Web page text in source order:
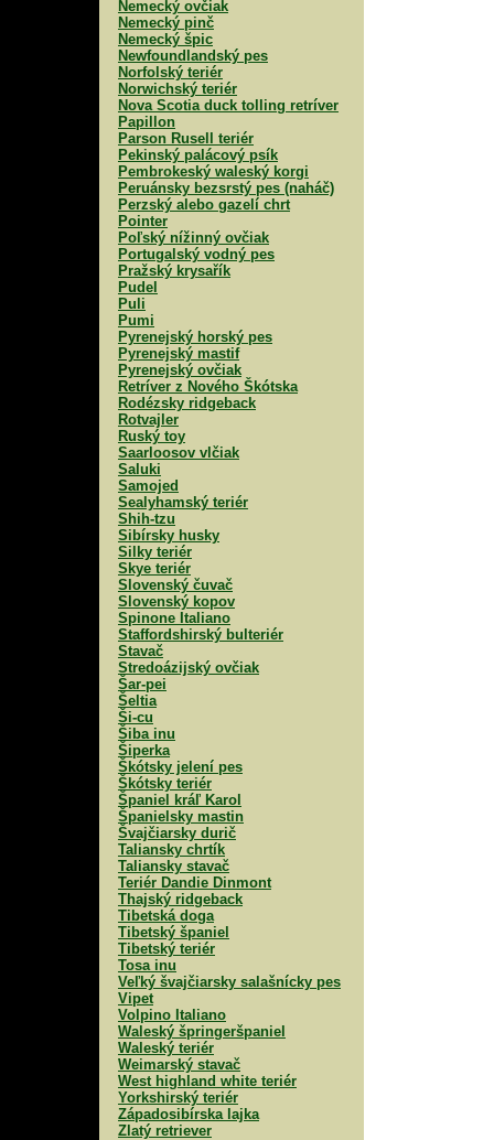
Nemecký ovčiak
Nemecký pinč
Nemecký špic
Newfoundlandský pes
Norfolský teriér
Norwichský teriér
Nova Scotia duck tolling retríver
Papillon
Parson Rusell teriér
Pekinský palácový psík
Pembrokeský waleský korgi
Peruánsky bezsrstý pes (naháč)
Perzský alebo gazelí chrt
Pointer
Poľský nížinný ovčiak
Portugalský vodný pes
Pražský krysařík
Pudel
Puli
Pumi
Pyrenejský horský pes
Pyrenejský mastif
Pyrenejský ovčiak
Retríver z Nového Škótska
Rodézsky ridgeback
Rotvajler
Ruský toy
Saarloosov vlčiak
Saluki
Samojed
Sealyhamský teriér
Shih-tzu
Sibírsky husky
Silky teriér
Skye teriér
Slovenský čuvač
Slovenský kopov
Spinone Italiano
Staffordshirský bulteriér
Stavač
Stredoázijský ovčiak
Šar-pei
Šeltia
Ši-cu
Šiba inu
Šiperka
Škótsky jelení pes
Škótsky teriér
Španiel kráľ Karol
Španielsky mastin
Švajčiarsky durič
Taliansky chrtík
Taliansky stavač
Teriér Dandie Dinmont
Thajský ridgeback
Tibetská doga
Tibetský španiel
Tibetský teriér
Tosa inu
Veľký švajčiarsky salašnícky pes
Vipet
Volpino Italiano
Waleský špringeršpaniel
Waleský teriér
Weimarský stavač
West highland white teriér
Yorkshirský teriér
Západosibírska lajka
Zlatý retriever